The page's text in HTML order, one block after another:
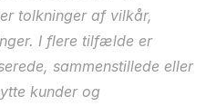
tolkninger af vilkår,
I flere tilfælde er
sammenstillede eller
kunder og